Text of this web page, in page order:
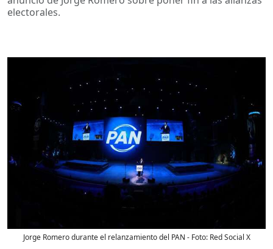
electorales.
Jorge Romero durante el relanzamiento del PAN - Foto: Red Social X